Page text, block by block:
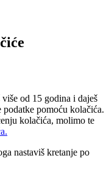
od 15 godina i daješ
pomoću kolačića.
kolačića, molimo te
nastaviš kretanje po